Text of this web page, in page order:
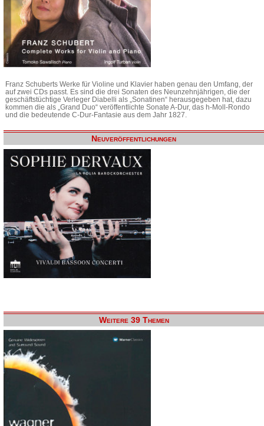
Franz Schuberts Werke für Violine und Klavier haben genau den Umfang, der
auf zwei CDs passt. Es sind die drei Sonaten des Neunzehnjährigen, die der
geschäftstüchtige Verleger Diabelli als „Sonatinen“ herausgegeben hat, dazu
kommen die als „Grand Duo“ veröffentlichte Sonate A-Dur, das h-Moll-Rondo
und die bedeutende C-Dur-Fantasie aus dem Jahr 1827.
Neuveröffentlichungen
Weitere 39 Themen